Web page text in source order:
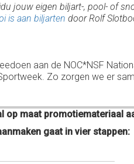
jouw eigen biljart-, pool- of
is aan biljarten door Rolf
aan de NOC*NSF
Zo zorgen we er
op maat promotiemateriaal
gaat in vier stappen: